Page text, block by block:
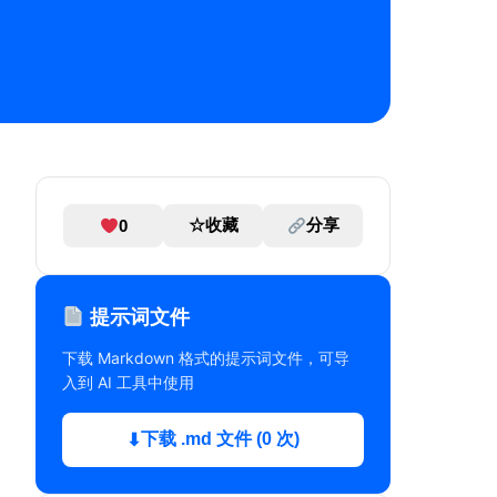
0 ☆收藏 分享
提示词文件
下载 Markdown 格式的提示词文件，可导
入到 AI 工具中使用
⬇下载 .md 文件 (0 次)